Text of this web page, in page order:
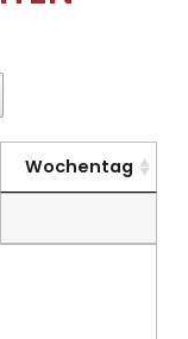
Wochentag